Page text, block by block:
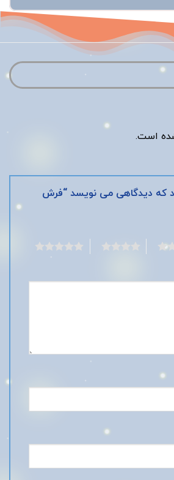
است.
که دیدگاهی می نویسد “فرش